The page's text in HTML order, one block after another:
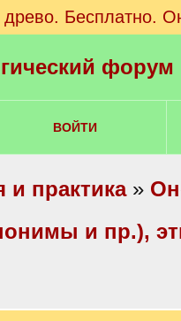
древо. Бесплатно.
ВОЙТИ
и практика»
и пр.),